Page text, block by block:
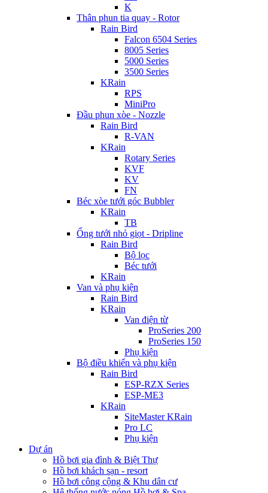
K
Thân phun tia quay - Rotor
Rain Bird
Falcon 6504 Series
8005 Series
5000 Series
3500 Series
KRain
RPS
MiniPro
Đầu phun xòe - Nozzle
Rain Bird
R-VAN
KRain
Rotary Series
KVF
KV
FN
Béc xòe tưới góc Bubbler
KRain
TB
Ống tưới nhỏ giọt - Dripline
Rain Bird
Bộ lọc
Béc tưới
KRain
Van và phụ kiện
Rain Bird
KRain
Van điện từ
ProSeries 200
ProSeries 150
Phụ kiện
Bộ điều khiển và phụ kiện
Rain Bird
ESP-RZX Series
ESP-ME3
KRain
SiteMaster KRain
Pro LC
Phụ kiện
Dự án
Hồ bơi gia đình & Biệt Thự
Hồ bơi khách sạn - resort
Hồ bơi công cộng & Khu dân cư